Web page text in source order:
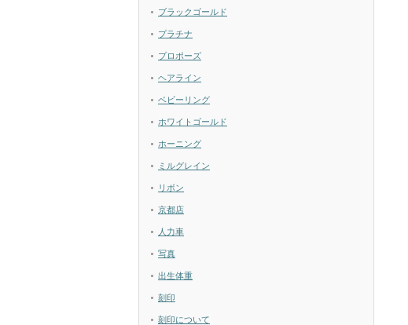
ブラックゴールド
プラチナ
プロポーズ
ヘアライン
ベビーリング
ホワイトゴールド
ホーニング
ミルグレイン
リボン
京都店
人力車
写真
出生体重
刻印
刻印について